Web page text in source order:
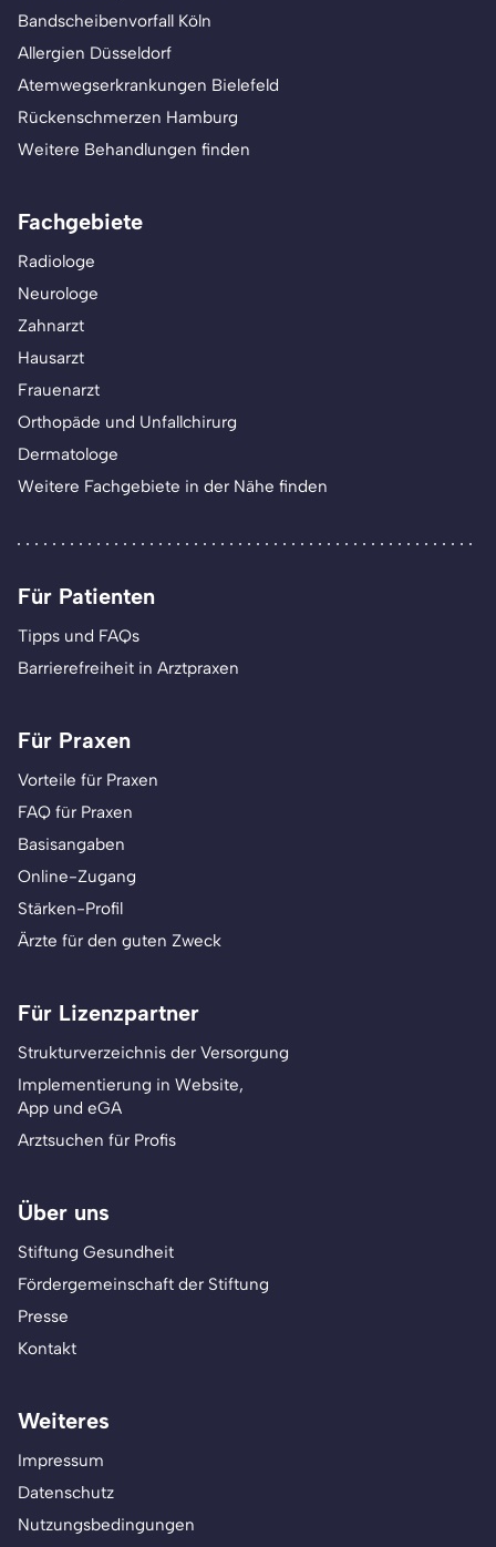
Bandscheibenvorfall Köln
Allergien Düsseldorf
Atemwegserkrankungen Bielefeld
Rückenschmerzen Hamburg
Weitere Behandlungen finden
Fachgebiete
Radiologe
Neurologe
Zahnarzt
Hausarzt
Frauenarzt
Orthopäde und Unfallchirurg
Dermatologe
Weitere Fachgebiete in der Nähe finden
Für Patienten
Tipps und FAQs
Barrierefreiheit in Arztpraxen
Für Praxen
Vorteile für Praxen
FAQ für Praxen
Basisangaben
Online-Zugang
Stärken-Profil
Ärzte für den guten Zweck
Für Lizenzpartner
Strukturverzeichnis der Versorgung
Implementierung in Website,
App und eGA
Arztsuchen für Profis
Über uns
Stiftung Gesundheit
Fördergemeinschaft der Stiftung
Presse
Kontakt
Weiteres
Impressum
Datenschutz
Nutzungsbedingungen